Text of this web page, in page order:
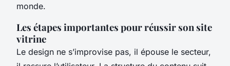
monde.
Les étapes importantes pour réussir son site
vitrine
Le design ne s’improvise pas, il épouse le secteur,